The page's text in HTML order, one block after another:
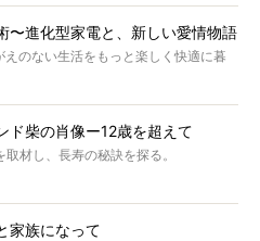
〜進化型家電と、新しい愛情物語
のない生活をもっと楽しく快適に暮
ド柴の肖像ー12歳を超えて
材し、長寿の秘訣を探る。
家族になって